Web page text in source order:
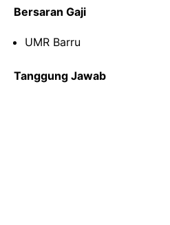
Bersaran Gaji
UMR Barru
Tanggung Jawab